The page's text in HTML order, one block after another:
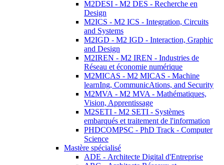
M2DESI - M2 DES - Recherche en
Design
M2ICS - M2 ICS - Integration, Circuits
and Systems
M2IGD - M2 IGD - Interaction, Graphic
and Design
M2IREN - M2 IREN - Industries de
Réseau et économie numérique
M2MICAS - M2 MICAS - Machine
learnIng, CommunicAtions, and Security
M2MVA - M2 MVA - Mathématiques,
Vision, Apprentissage
M2SETI - M2 SETI - Systèmes
embarqués et traitement de l'information
PHDCOMPSC - PhD Track - Computer
Science
Mastère spécialisé
ADE - Architecte Digital d'Entreprise